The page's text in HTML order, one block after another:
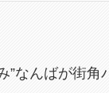
”なんばが街角